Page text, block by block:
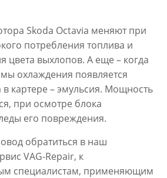
Skoda Octavia меняют при
потребления топлива и
цвета выхлопов. А еще – когда
охлаждения появляется
в картере – эмульсия. Мощность
при осмотре блока
его повреждения.
обратиться в наш
VAG-Repair, к
специалистам, применяющим